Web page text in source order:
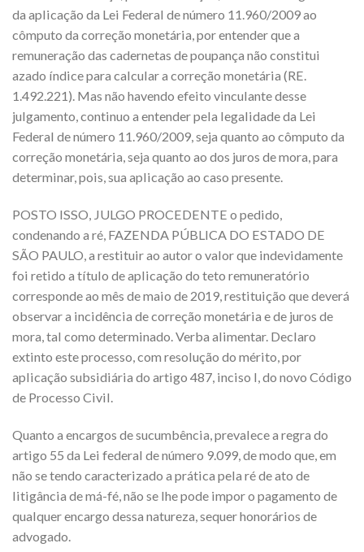
da aplicação da Lei Federal de número 11.960/2009 ao
cômputo da correção monetária, por entender que a
remuneração das cadernetas de poupança não constitui
azado índice para calcular a correção monetária (RE.
1.492.221). Mas não havendo efeito vinculante desse
julgamento, continuo a entender pela legalidade da Lei
Federal de número 11.960/2009, seja quanto ao cômputo da
correção monetária, seja quanto ao dos juros de mora, para
determinar, pois, sua aplicação ao caso presente.
POSTO ISSO, JULGO PROCEDENTE o pedido,
condenando a ré, FAZENDA PÚBLICA DO ESTADO DE
SÃO PAULO, a restituir ao autor o valor que indevidamente
foi retido a título de aplicação do teto remuneratório
corresponde ao mês de maio de 2019, restituição que deverá
observar a incidência de correção monetária e de juros de
mora, tal como determinado. Verba alimentar. Declaro
extinto este processo, com resolução do mérito, por
aplicação subsidiária do artigo 487, inciso I, do novo Código
de Processo Civil.
Quanto a encargos de sucumbência, prevalece a regra do
artigo 55 da Lei federal de número 9.099, de modo que, em
não se tendo caracterizado a prática pela ré de ato de
litigância de má-fé, não se lhe pode impor o pagamento de
qualquer encargo dessa natureza, sequer honorários de
advogado.